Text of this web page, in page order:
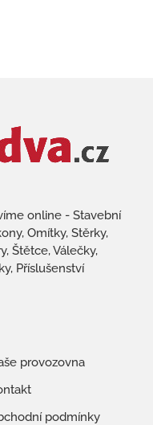
online - Stavební
Omítky, Stěrky,
Štětce, Válečky,
Příslušenství
provozovna
podmínky